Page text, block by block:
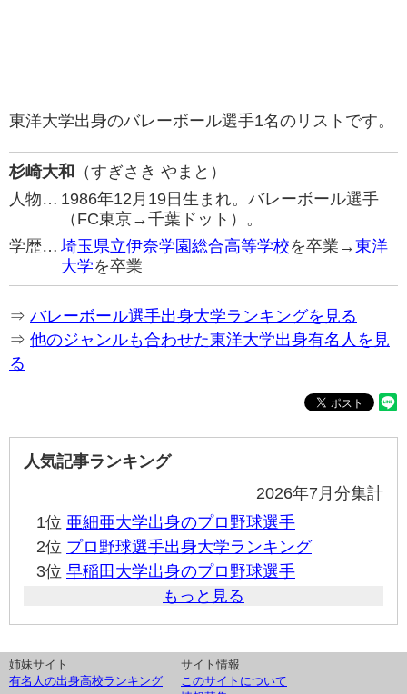
東洋大学出身のバレーボール選手1名のリストです。
杉崎大和
（すぎさき やまと）
人物… 1986年12月19日生まれ。バレーボール選手
（FC東京→千葉ドット）。
学歴… 埼玉県立伊奈学園総合高等学校を卒業→東洋
大学を卒業
⇒ バレーボール選手出身大学ランキングを見る
⇒ 他のジャンルも合わせた東洋大学出身有名人を見
る
人気記事ランキング
2026年7月分集計
1位 亜細亜大学出身のプロ野球選手
2位 プロ野球選手出身大学ランキング
3位 早稲田大学出身のプロ野球選手
もっと見る
姉妹サイト
有名人の出身高校ランキング
サイト情報
このサイトについて